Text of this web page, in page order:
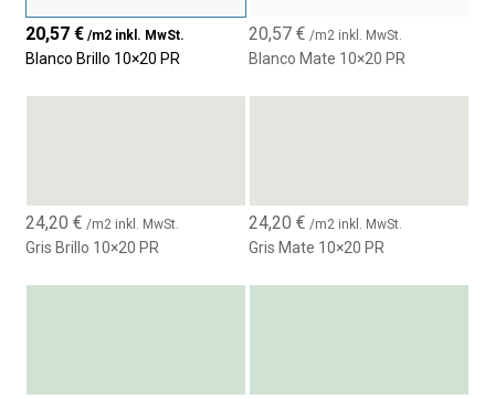
20,57€ /m2 inkl. MwSt.
Blanco Brillo 10×20 PR
20,57 € /m2 inkl. MwSt.
Blanco Mate 10×20 PR
24,20€ /m2 inkl. MwSt.
Gris Brillo 10×20 PR
24,20 € /m2 inkl. MwSt.
Gris Mate 10×20 PR